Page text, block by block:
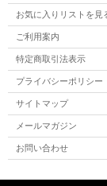
お気に入りリストを見
ご利用案内
特定商取引法表示
プライバシーポリシー
サイトマップ
メールマガジン
お問い合わせ